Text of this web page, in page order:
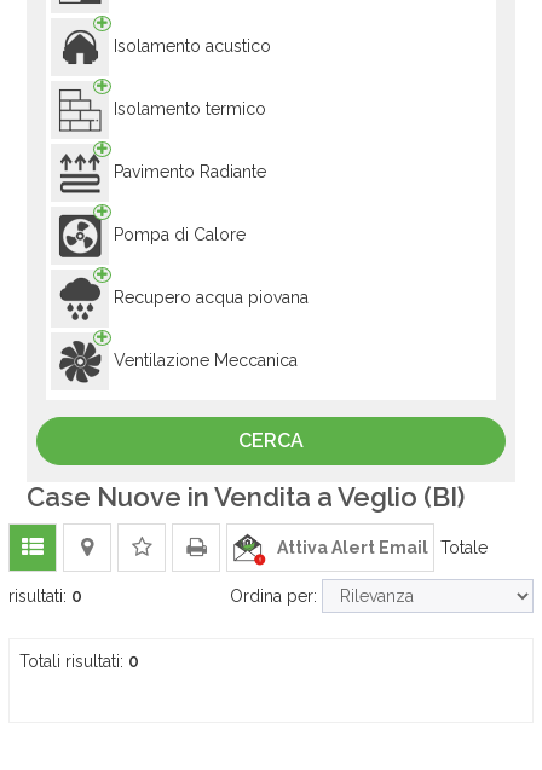
Isolamento acustico
Isolamento termico
Pavimento Radiante
Pompa di Calore
Recupero acqua piovana
Ventilazione Meccanica
Case Nuove in Vendita a Veglio (BI)
Attiva Alert Email Totale
risultati: 0 Ordina per:
Totali risultati: 0